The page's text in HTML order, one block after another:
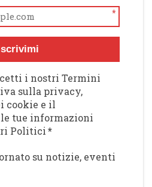
*
i nostri Termini
sulla privacy,
cookie e il
tue informazioni
Politici*
su notizie, eventi